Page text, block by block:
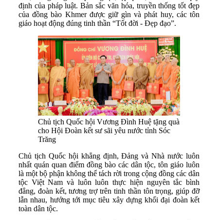
định của pháp luật. Bản sắc văn hóa, truyền thống tốt đẹp
của đồng bào Khmer được giữ gìn và phát huy, các tôn
giáo hoạt động đúng tinh thần “Tốt đời - Đẹp đạo”.
Chủ tịch Quốc hội Vương Đình Huệ tặng quà
cho Hội Đoàn kết sư sãi yêu nước tỉnh Sóc
Trăng
Chủ tịch Quốc hội khẳng định, Đảng và Nhà nước luôn
nhất quán quan điểm đồng bào các dân tộc, tôn giáo luôn
là một bộ phận không thể tách rời trong cộng đồng các dân
tộc Việt Nam và luôn luôn thực hiện nguyên tắc bình
đẳng, đoàn kết, tương trợ trên tinh thần tôn trọng, giúp đỡ
lẫn nhau, hướng tới mục tiêu xây dựng khối đại đoàn kết
toàn dân tộc.